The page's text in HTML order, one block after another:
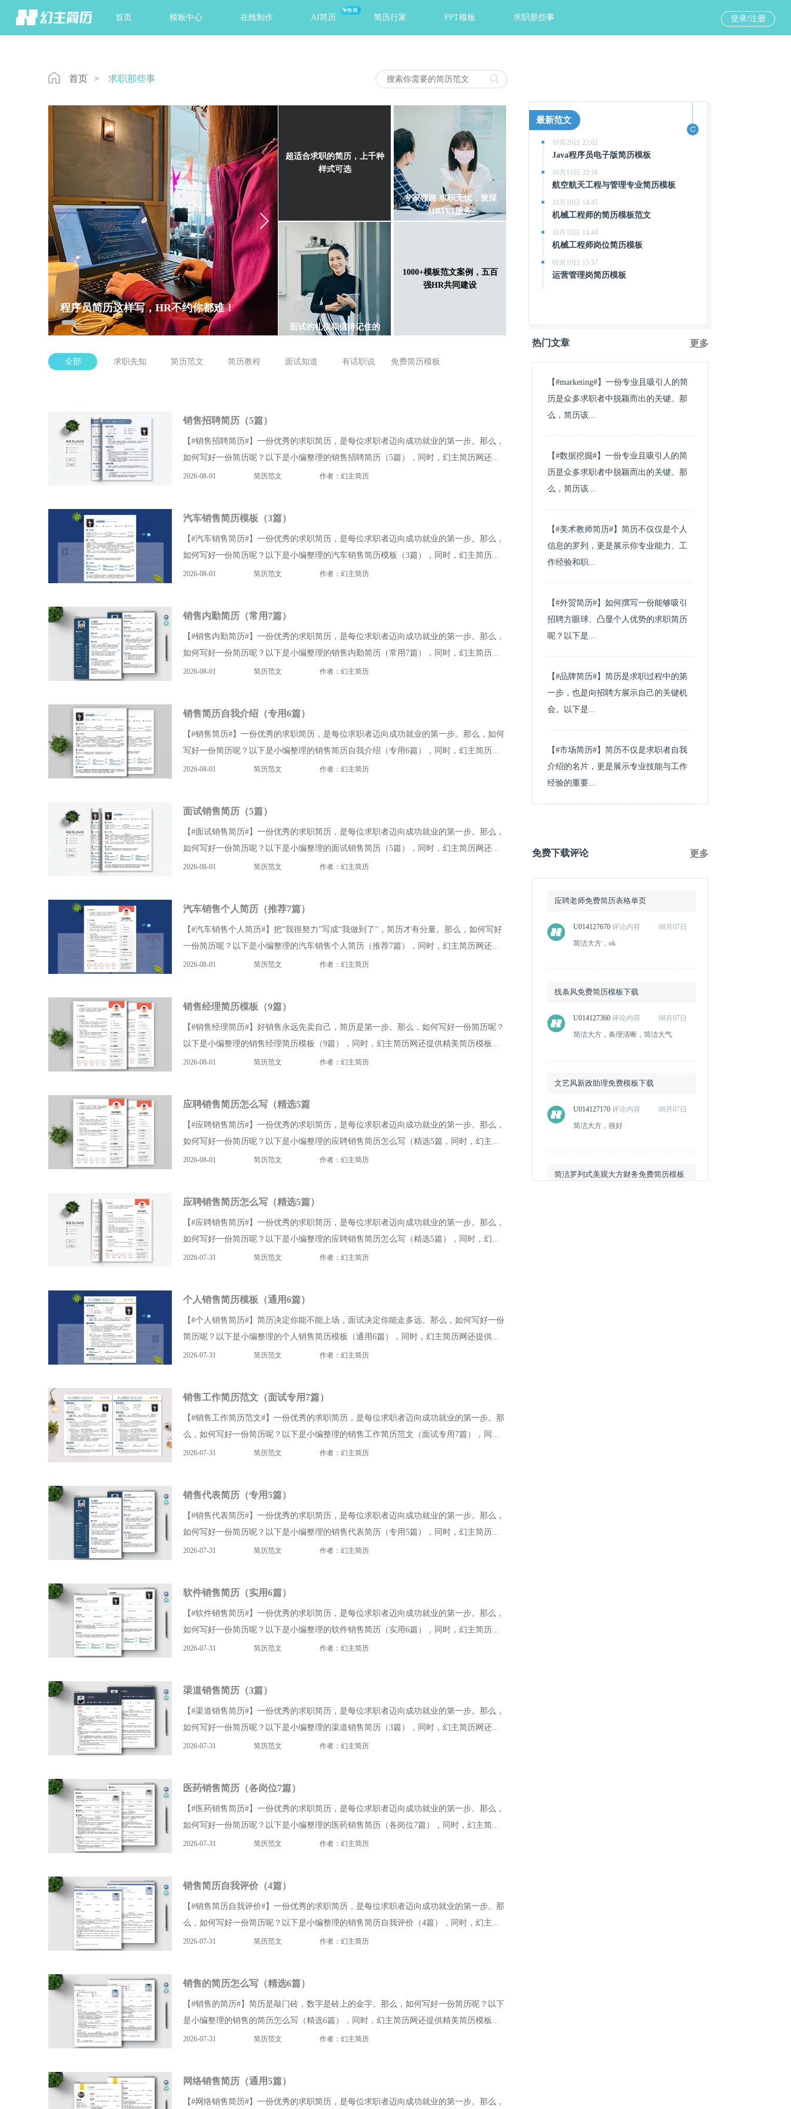
首页 模板中心 在线制作 AI简历
免费
简历行家 PPT模板 求职那些事 登录/注册
首页 > 求职那些事
程序员简历这样写，HR不约你都难！ 英文简历要这么写
超适合求职的简历，上千种
样式可选
专家领路 求职无忧，资深
HR1V1服务
面试的礼仪和值得记住的
1000+模板范文案例，五百
强HR共同建设
全部 求职先知 简历范文 简历教程 面试知道 有话职说 免费简历模板
销售招聘简历（5篇）
【#销售招聘简历#】一份优秀的求职简历，是每位求职者迈向成功就业的第一步。那么，
如何写好一份简历呢？以下是小编整理的销售招聘简历（5篇），同时，幻主简历网还...
2026-08-01 简历范文 作者：幻主简历
汽车销售简历模板（3篇）
【#汽车销售简历#】一份优秀的求职简历，是每位求职者迈向成功就业的第一步。那么，
如何写好一份简历呢？以下是小编整理的汽车销售简历模板（3篇），同时，幻主简历...
2026-08-01 简历范文 作者：幻主简历
销售内勤简历（常用7篇）
【#销售内勤简历#】一份优秀的求职简历，是每位求职者迈向成功就业的第一步。那么，
如何写好一份简历呢？以下是小编整理的销售内勤简历（常用7篇），同时，幻主简历...
2026-08-01 简历范文 作者：幻主简历
销售简历自我介绍（专用6篇）
【#销售简历#】一份优秀的求职简历，是每位求职者迈向成功就业的第一步。那么，如何
写好一份简历呢？以下是小编整理的销售简历自我介绍（专用6篇），同时，幻主简历...
2026-08-01 简历范文 作者：幻主简历
面试销售简历（5篇）
【#面试销售简历#】一份优秀的求职简历，是每位求职者迈向成功就业的第一步。那么，
如何写好一份简历呢？以下是小编整理的面试销售简历（5篇），同时，幻主简历网还...
2026-08-01 简历范文 作者：幻主简历
汽车销售个人简历（推荐7篇）
【#汽车销售个人简历#】把“我很努力”写成“我做到了”，简历才有分量。那么，如何写好
一份简历呢？以下是小编整理的汽车销售个人简历（推荐7篇），同时，幻主简历网还...
2026-08-01 简历范文 作者：幻主简历
销售经理简历模板（9篇）
【#销售经理简历#】好销售永远先卖自己，简历是第一步。那么，如何写好一份简历呢？
以下是小编整理的销售经理简历模板（9篇），同时，幻主简历网还提供精美简历模板...
2026-08-01 简历范文 作者：幻主简历
应聘销售简历怎么写（精选5篇
【#应聘销售简历#】一份优秀的求职简历，是每位求职者迈向成功就业的第一步。那么，
如何写好一份简历呢？以下是小编整理的应聘销售简历怎么写（精选5篇，同时，幻主...
2026-08-01 简历范文 作者：幻主简历
应聘销售简历怎么写（精选5篇）
【#应聘销售简历#】一份优秀的求职简历，是每位求职者迈向成功就业的第一步。那么，
如何写好一份简历呢？以下是小编整理的应聘销售简历怎么写（精选5篇），同时，幻...
2026-07-31 简历范文 作者：幻主简历
个人销售简历模板（通用6篇）
【#个人销售简历#】简历决定你能不能上场，面试决定你能走多远。那么，如何写好一份
简历呢？以下是小编整理的个人销售简历模板（通用6篇），同时，幻主简历网还提供...
2026-07-31 简历范文 作者：幻主简历
销售工作简历范文（面试专用7篇）
【#销售工作简历范文#】一份优秀的求职简历，是每位求职者迈向成功就业的第一步。那
么，如何写好一份简历呢？以下是小编整理的销售工作简历范文（面试专用7篇），同...
2026-07-31 简历范文 作者：幻主简历
销售代表简历（专用5篇）
【#销售代表简历#】一份优秀的求职简历，是每位求职者迈向成功就业的第一步。那么，
如何写好一份简历呢？以下是小编整理的销售代表简历（专用5篇），同时，幻主简历...
2026-07-31 简历范文 作者：幻主简历
软件销售简历（实用6篇）
【#软件销售简历#】一份优秀的求职简历，是每位求职者迈向成功就业的第一步。那么，
如何写好一份简历呢？以下是小编整理的软件销售简历（实用6篇），同时，幻主简历...
2026-07-31 简历范文 作者：幻主简历
渠道销售简历（3篇）
【#渠道销售简历#】一份优秀的求职简历，是每位求职者迈向成功就业的第一步。那么，
如何写好一份简历呢？以下是小编整理的渠道销售简历（3篇），同时，幻主简历网还...
2026-07-31 简历范文 作者：幻主简历
医药销售简历（各岗位7篇）
【#医药销售简历#】一份优秀的求职简历，是每位求职者迈向成功就业的第一步。那么，
如何写好一份简历呢？以下是小编整理的医药销售简历（各岗位7篇），同时，幻主简...
2026-07-31 简历范文 作者：幻主简历
销售简历自我评价（4篇）
【#销售简历自我评价#】一份优秀的求职简历，是每位求职者迈向成功就业的第一步。那
么，如何写好一份简历呢？以下是小编整理的销售简历自我评价（4篇），同时，幻主...
2026-07-31 简历范文 作者：幻主简历
销售的简历怎么写（精选6篇）
【#销售的简历#】简历是敲门砖，数字是砖上的金字。那么，如何写好一份简历呢？以下
是小编整理的销售的简历怎么写（精选6篇），同时，幻主简历网还提供精美简历模板...
2026-07-31 简历范文 作者：幻主简历
网络销售简历（通用5篇）
【#网络销售简历#】一份优秀的求职简历，是每位求职者迈向成功就业的第一步。那么，

最新范文
10月26日 22:02
Java程序员电子版简历模板
10月13日 22:18
航空航天工程与管理专业简历模板
10月10日 14:45
机械工程师的简历模板范文
10月10日 14:44
机械工程师岗位简历模板
09月19日 15:37
运营管理岗简历模板
热门文章 更多
【#marketing#】一份专业且吸引人的简
历是众多求职者中脱颖而出的关键。那
么，简历该...
【#数据挖掘#】一份专业且吸引人的简
历是众多求职者中脱颖而出的关键。那
么，简历该...
【#美术教师简历#】简历不仅仅是个人
信息的罗列，更是展示你专业能力、工
作经验和职...
【#外贸简历#】如何撰写一份能够吸引
招聘方眼球、凸显个人优势的求职简历
呢？以下是...
【#品牌简历#】简历是求职过程中的第
一步，也是向招聘方展示自己的关键机
会。以下是...
【#市场简历#】简历不仅是求职者自我
介绍的名片，更是展示专业技能与工作
经验的重要...
免费下载评论 更多
应聘老师免费简历表格单页
U014127670 评论内容
08月07日
简洁大方，ok
线条风免费简历模板下载
U014127360 评论内容
08月07日
简洁大方，条理清晰，简洁大气
文艺风新政助理免费模板下载
U014127170 评论内容
08月07日
简洁大方，很好
简洁罗列式美观大方财务免费简历模板